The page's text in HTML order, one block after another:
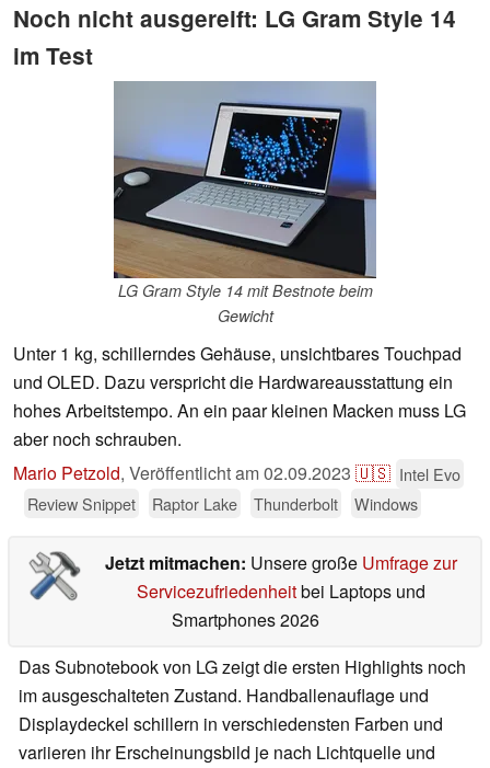
Noch nicht ausgereift: LG Gram Style 14
im Test
LG Gram Style 14 mit Bestnote beim
Gewicht
Unter 1 kg, schillerndes Gehäuse, unsichtbares Touchpad
und OLED. Dazu verspricht die Hardwareausstattung ein
hohes Arbeitstempo. An ein paar kleinen Macken muss LG
aber noch schrauben.
Mario Petzold, Veröffentlicht am02.09.2023 🇺🇸 Intel Evo
Review Snippet
Raptor Lake Thunderbolt Windows
Jetzt mitmachen: Unsere große Umfrage zur
Servicezufriedenheitbei Laptops und
Smartphones 2026
Das Subnotebook von LG zeigt die ersten Highlights noch
im ausgeschalteten Zustand. Handballenauflage und
Displaydeckel schillern in verschiedensten Farben und
variieren ihr Erscheinungsbild je nach Lichtquelle und